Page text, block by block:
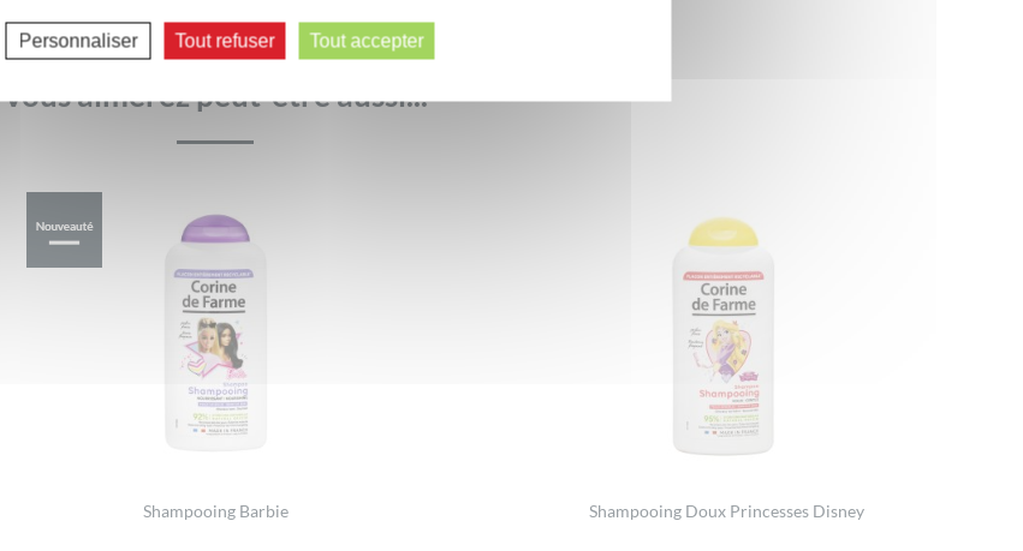
Vous aimerez peut-être aussi...
Shampooing Barbie Shampooing Doux Princesses Disney
Personnaliser Tout refuser Tout accepter